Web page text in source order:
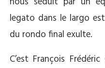
legato dans le largo
du rondo final exulte.
C’est François